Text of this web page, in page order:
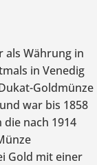
als Währung in
in Venedig
Goldmünze
war bis 1858
nach 1914
Gold mit einer